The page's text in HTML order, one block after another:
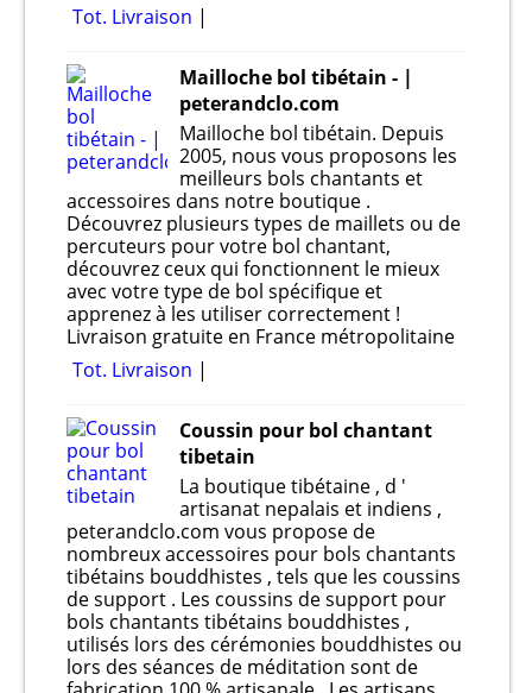
Tot. Livraison
Mailloche bol tibétain - |
peterandclo.com
Mailloche bol tibétain. Depuis
2005, nous vous proposons les
meilleurs bols chantants et
accessoires dans notre boutique .
Découvrez plusieurs types de maillets ou de
percuteurs pour votre bol chantant,
découvrez ceux qui fonctionnent le mieux
avec votre type de bol spécifique et
apprenez à les utiliser correctement !
Livraison gratuite en France métropolitaine
Tot. Livraison
Coussin pour bol chantant
tibetain
La boutique tibétaine , d '
artisanat nepalais et indiens ,
peterandclo.com vous propose de
nombreux accessoires pour bols chantants
tibétains bouddhistes , tels que les coussins
de support . Les coussins de support pour
bols chantants tibétains bouddhistes ,
utilisés lors des cérémonies bouddhistes ou
lors des séances de méditation sont de